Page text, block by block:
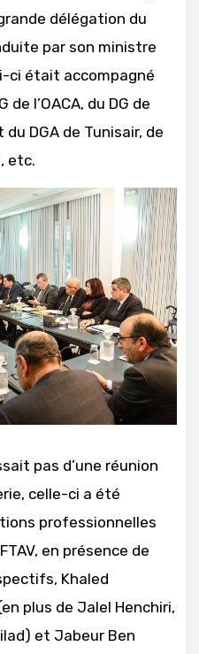
délégation du
par son ministre
ci était accompagné
l’OACA, du DG de
du DGA de Tunisair, de
etc.
pas d’une réunion
celle-ci a été
professionnelles
en présence de
Khaled
plus de Jalel Henchiri,
et Jabeur Ben